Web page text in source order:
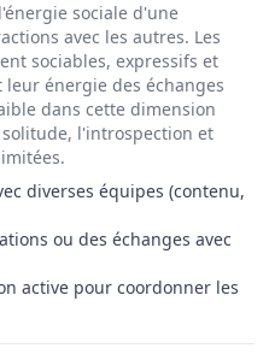
sociale d'une
avec les autres. Les
sociables, expressifs et
énergie des échanges
dans cette dimension
l'introspection et
diverses équipes (contenu,
ou des échanges avec
active pour coordonner les